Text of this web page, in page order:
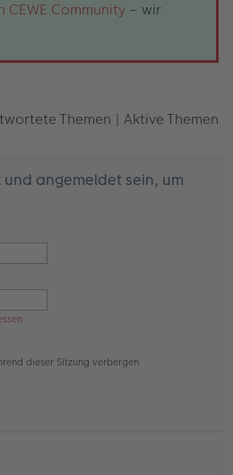
CEWE Community – wir
Themen | Aktive Themen
angemeldet sein, um
dieser Sitzung verbergen